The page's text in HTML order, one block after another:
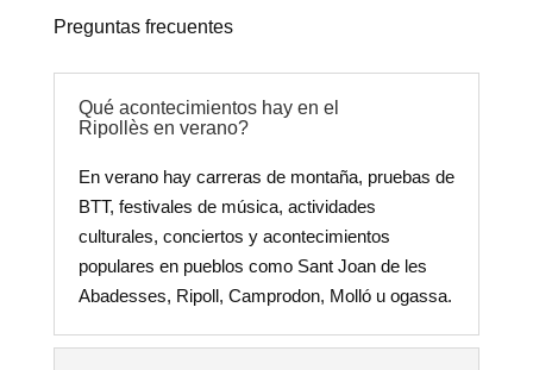
Preguntas frecuentes
Qué acontecimientos hay en el
Ripollès en verano?
En verano hay carreras de montaña, pruebas de
BTT, festivales de música, actividades
culturales, conciertos y acontecimientos
populares en pueblos como Sant Joan de les
Abadesses, Ripoll, Camprodon, Molló u ogassa.